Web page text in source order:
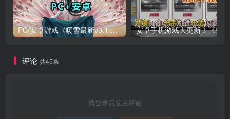
PC/安卓游戏《暖雪最新v3.1.0.1》终业DLC整合版！
评论 共45条
请登录后发表评论